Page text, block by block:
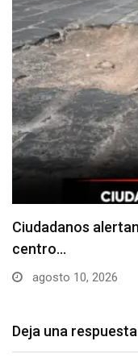
Denuncian falta de
estacionamiento…
agosto 10, 2026
Deja una respuesta